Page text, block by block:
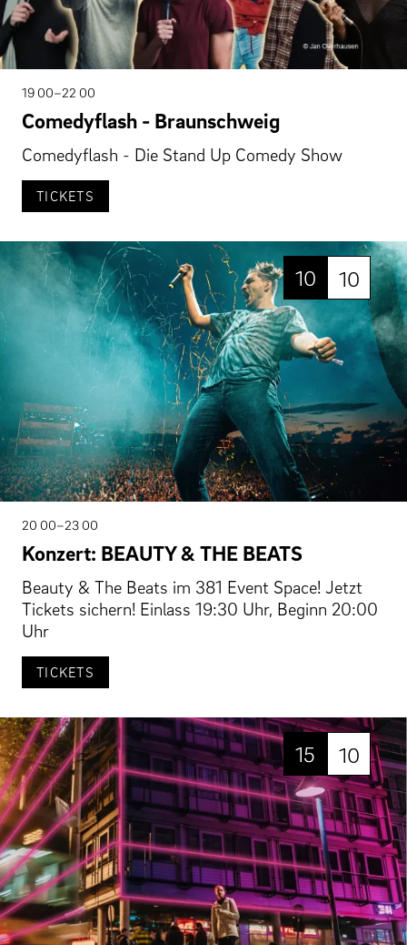
19 00–22 00
Comedyflash - Braunschweig
Comedyflash - Die Stand Up Comedy Show
TICKETS
10 10
20 00–23 00
Konzert: BEAUTY & THE BEATS
Beauty & The Beats im 381 Event Space! Jetzt
Tickets sichern! Einlass 19:30 Uhr, Beginn 20:00
Uhr
TICKETS
15 10